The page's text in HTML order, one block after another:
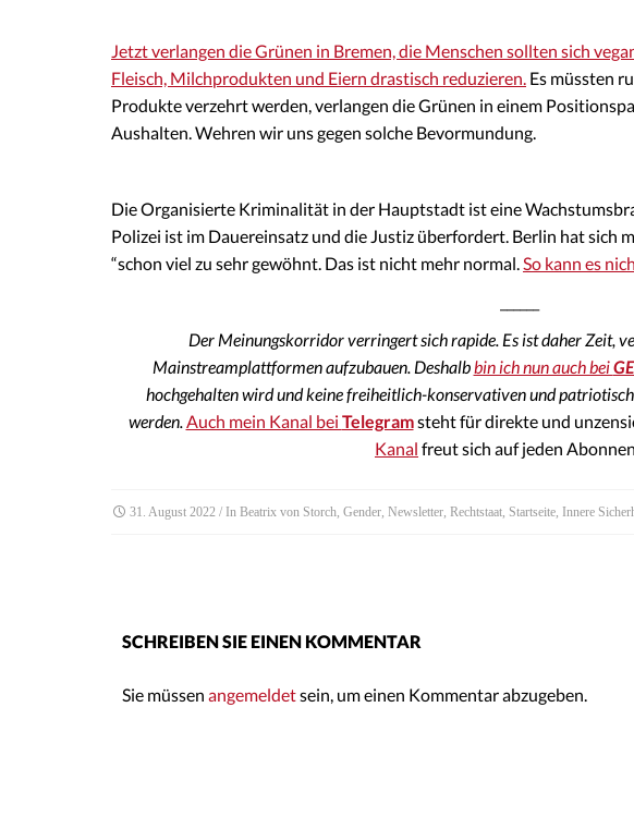
Jetzt verlangen die Grünen in Bremen, die Menschen sollten sich
Fleisch, Milchprodukten und Eiern drastisch reduzieren. Es müssten
Produkte verzehrt werden, verlangen die Grünen in einem
Aushalten. Wehren wir uns gegen solche Bevormundung.
Die Organisierte Kriminalität in der Hauptstadt ist eine
Polizei ist im Dauereinsatz und die Justiz überfordert. Berlin hat sich
“schon viel zu sehr gewöhnt. Das ist nicht mehr normal. So kann es
Der Meinungskorridor verringert sich rapide. Es ist daher Zeit,
Mainstreamplattformen aufzubauen. Deshalb bin ich nun auch bei
hochgehalten wird und keine freiheitlich-konservativen und
werden. Auch mein Kanal bei Telegramsteht für direkte und
Kanal freut sich auf jeden
31. August 2022 / In Beatrix von Storch Gender Newsletter Rechtstaat Startseite Innere
SCHREIBEN SIE EINEN KOMMENTAR
Sie müssen angemeldetsein, um einen Kommentar abzugeben.